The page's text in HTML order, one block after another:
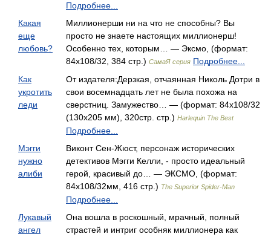
Подробнее...
Какая
еще
любовь?
Миллионерши ни на что не способны? Вы
просто не знаете настоящих миллионерш!
Особенно тех, которым… — Эксмо, (формат:
84x108/32, 384 стр.) СамаЯ серия Подробнее...
Как
укротить
леди
От издателя:Дерзкая, отчаянная Николь Дотри в
свои восемнадцать лет не была похожа на
сверстниц. Замужество… — (формат: 84x108/32
(130х205 мм), 320стр. стр.) Harlequin The Best
Подробнее...
Мэгги
нужно
алиби
Виконт Сен-Жюст, персонаж исторических
детективов Мэгги Келли, - просто идеальный
герой, красивый до… — ЭКСМО, (формат:
84x108/32мм, 416 стр.) The Superior Spider-Man
Подробнее...
Лукавый
ангел
Она вошла в роскошный, мрачный, полный
страстей и интриг особняк миллионера как